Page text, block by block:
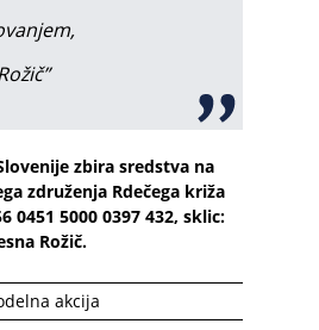
zbira sredstva na
združenja Rdečega križa
0451 5000 0397 432, sklic:
Rožič.
akcija